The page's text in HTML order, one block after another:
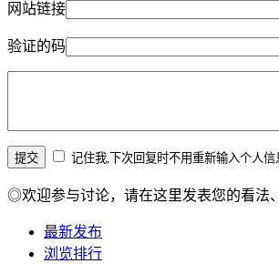
网站链接
验证的码
记住我,下次回复时不用重新输入个人信
◎欢迎参与讨论，请在这里发表您的看法
最新发布
浏览排行